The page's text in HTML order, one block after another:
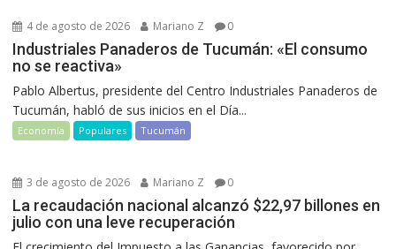
4 de agosto de 2026 Mariano Z 0
Industriales Panaderos de Tucumán: «El consumo
no se reactiva»
Pablo Albertus, presidente del Centro Industriales Panaderos de
Tucumán, habló de sus inicios en el Día...
Economía Populares Tucumán
3 de agosto de 2026 Mariano Z 0
La recaudación nacional alcanzó $22,97 billones en
julio con una leve recuperación